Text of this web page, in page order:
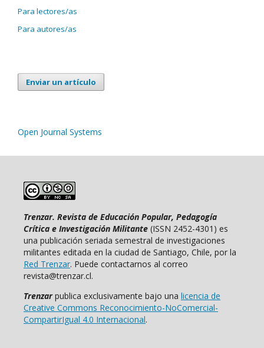
Para lectores/as
Para autores/as
Enviar un artículo
Open Journal Systems
Trenzar. Revista de Educación Popular, Pedagogía
Crítica e Investigación Militante (ISSN 2452-4301) es
una publicación seriada semestral de investigaciones
militantes editada en la ciudad de Santiago, Chile, por la
Red Trenzar. Puede contactarnos al correo
revista@trenzar.cl.
Trenzarpublica exclusivamente bajo una licencia de
Creative Commons Reconocimiento-NoComercial-
CompartirIgual 4.0 Internacional.